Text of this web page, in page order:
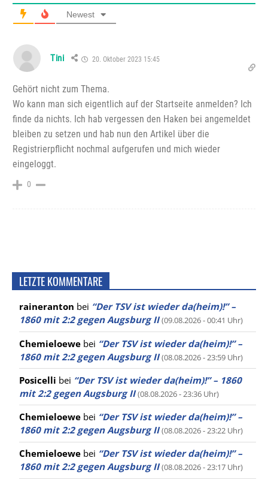
Newest
Tini 20. Oktober 2023 15:45
Gehört nicht zum Thema.
Wo kann man sich eigentlich auf der Startseite anmelden? Ich
finde da nichts. Ich hab vergessen den Haken bei angemeldet
bleiben zu setzen und hab nun den Artikel über die
Registrierpflicht nochmal aufgerufen und mich wieder
eingeloggt.
0
LETZTE KOMMENTARE
raineranton bei “Der TSV ist wieder da(heim)!” –
1860 mit 2:2 gegen Augsburg II (09.08.2026 - 00:41 Uhr)
Chemieloewe bei “Der TSV ist wieder da(heim)!” –
1860 mit 2:2 gegen Augsburg II (08.08.2026 - 23:59 Uhr)
Posicelli bei “Der TSV ist wieder da(heim)!” – 1860
mit 2:2 gegen Augsburg II (08.08.2026 - 23:36 Uhr)
Chemieloewe bei “Der TSV ist wieder da(heim)!” –
1860 mit 2:2 gegen Augsburg II (08.08.2026 - 23:22 Uhr)
Chemieloewe bei “Der TSV ist wieder da(heim)!” –
1860 mit 2:2 gegen Augsburg II (08.08.2026 - 23:17 Uhr)